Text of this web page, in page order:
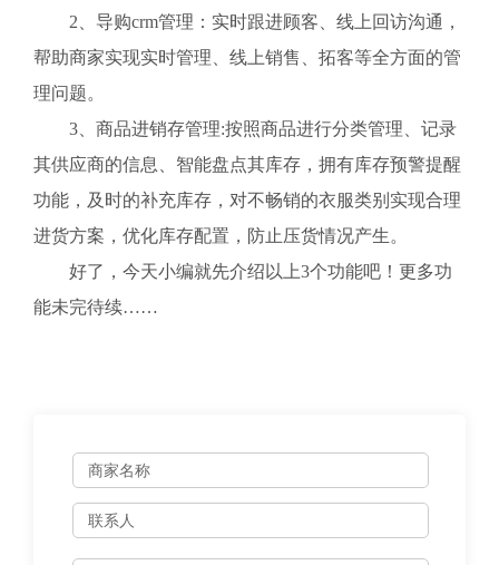
2、导购crm管理：实时跟进顾客、线上回访沟通，
帮助商家实现实时管理、线上销售、拓客等全方面的管
理问题。
3、商品进销存管理:按照商品进行分类管理、记录
其供应商的信息、智能盘点其库存，拥有库存预警提醒
功能，及时的补充库存，对不畅销的衣服类别实现合理
进货方案，优化库存配置，防止压货情况产生。
好了，今天小编就先介绍以上3个功能吧！更多功
能未完待续……